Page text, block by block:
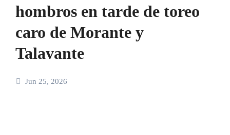
hombros en tarde de toreo
caro de Morante y
Talavante
Jun 25, 2026